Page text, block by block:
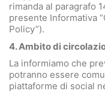
rimanda al paragrafo
presente Informativa
Policy”).
4. Ambito di
La informiamo che
potranno essere
piattaforme di social